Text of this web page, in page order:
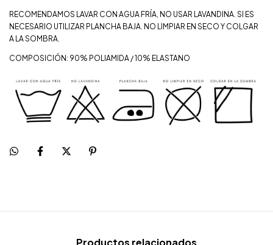
RECOMENDAMOS LAVAR CON AGUA FRÍA, NO USAR LAVANDINA. SI ES
NECESARIO UTILIZAR PLANCHA BAJA. NO LIMPIAR EN SECO Y COLGAR
A LA SOMBRA.
COMPOSICIÓN: 90% POLIAMIDA / 10% ELASTANO